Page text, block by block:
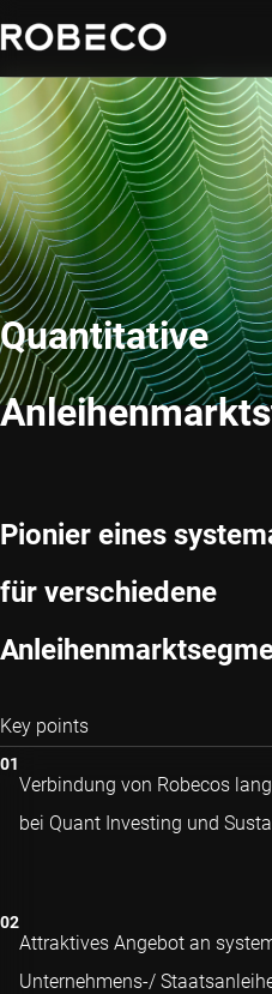
Quantitative
Pionier eines
für verschiedene
Key points
Verbindung von Robecos
bei Quant Investing und
Attraktives Angebot an
Unternehmens-/